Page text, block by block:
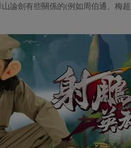
論劍有些關係的(例如周伯通、梅